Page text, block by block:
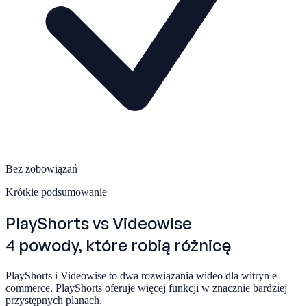
Bez zobowiązań
Krótkie podsumowanie
PlayShortsvs Videowise
4 powody, które robią różnicę
PlayShorts i Videowise to dwa rozwiązania wideo dla witryn e-
commerce. PlayShorts oferuje więcej funkcji w znacznie bardziej
przystępnych planach.